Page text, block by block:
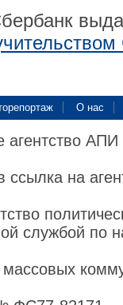
О нас
агентство
ссылка на
службой по